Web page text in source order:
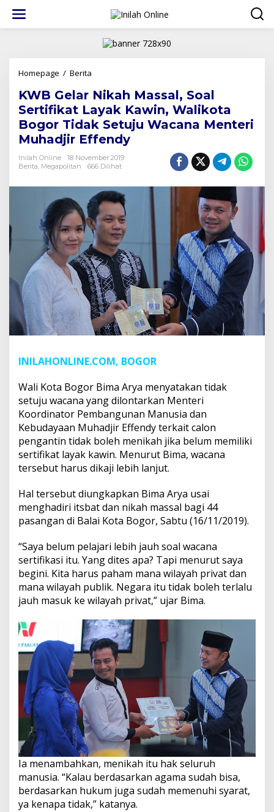
konten
Homepage / Berita
Nikah
Massal,
Soal
Sertifikat
Layak
Walikota
Bogor
Setuju
Wacana
Menteri
Muhadjir
Effendy
KWB Gelar Nikah Massal, Soal
Sertifikat Layak Kawin, Walikota
Bogor Tidak Setuju Wacana Menteri
Muhadjir Effendy
Inilah Online
18 November 2019
Berita, Megapolitan 666 Dilihat
INILAHONLINE.COM, BOGOR
Wali Kota Bogor Bima Arya menyatakan tidak
setuju wacana yang dilontarkan Menteri
Koordinator Pembangunan Manusia dan
Kebudayaan Muhadjir Effendy terkait calon
pengantin tidak boleh menikah jika belum memiliki
sertifikat layak kawin. Menurut Bima, wacana
tersebut harus dikaji lebih lanjut.
Hal tersebut diungkapkan Bima Arya usai
menghadiri itsbat dan nikah massal bagi 44
pasangan di Balai Kota Bogor, Sabtu (16/11/2019).
“Saya belum pelajari lebih jauh soal wacana
sertifikasi itu. Yang dites apa? Tapi menurut saya
begini. Kita harus paham mana wilayah privat dan
mana wilayah publik. Negara itu tidak boleh terlalu
jauh masuk ke wilayah privat,” ujar Bima.
Ia menambahkan, menikah itu hak seluruh
manusia. “Kalau berdasarkan agama sudah bisa,
berdasarkan hukum juga sudah memenuhi syarat,
ya kenapa tidak,” katanya.